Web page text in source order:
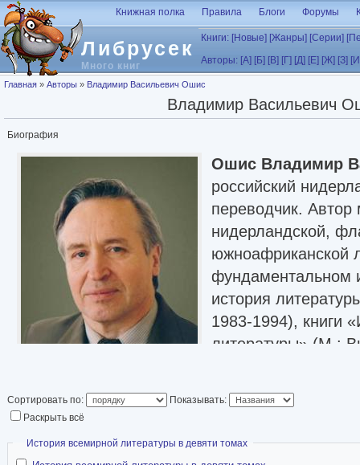
Перейти к основному содержанию
Либрусек
Много книг
Книжная полка Правила Блоги Форумы
Книги: [Новые] [Жанры] [Серии]
Авторы: [А] [Б] [В] [Г] [Д] [Е] [Ж] [З]
Вы здесь
Главная » Авторы » Владимир Васильевич Ошис
Владимир Васильевич
Биография
Ошис Владимир
российский
переводчик. Автор
нидерландской,
южноафриканской
фундаментальном
история
1983-1994), книги
литературы» (М.:
России и за
В.В. Ошису принадлежат блестящие
нидерландских авторов, в том числе П. ван
Сортировать по:
Показывать:
Раскрыть всё
Скрыть
История всемирной литературы в девяти томах